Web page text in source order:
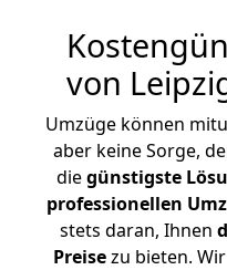
von
Umzüge können
aber keine Sorge,
diegünstigste
professionellen
stets daran, Ihnen
Preisezu bieten.